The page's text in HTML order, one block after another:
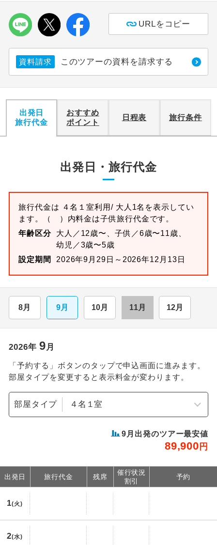
URLをコピー
資料請求 このツアーの資料を請求する
出発日
旅行代金
おすすめ
ポイント
日程表 旅行条件
出発日・旅行代金
旅行代金は ４名１室利用/ 大人1名を表示してい
ます。
（ ）内料金は子供旅行代金です。
年齢区分
大人／12歳〜、子供／6歳〜11歳、
幼児／3歳〜5歳
設定期間
2026年9月29日～2026年12月13日
8月 9月 10月 11月 12月
2026年 9 月
「予約する」ボタンのタップで申込画面に進みます。
部屋タイプを変更すると表示料金が変わります。
部屋タイプ
9 月出発のツアー最安値
89,900 円
出発日 旅行代金 残席
催行状況
割引
予約
1(火)
2(水)